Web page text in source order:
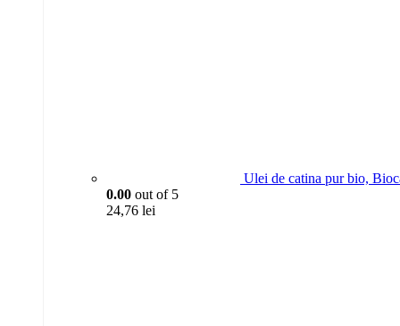
Ulei de catina pur bio,
0.00 out of 5
24,76 lei